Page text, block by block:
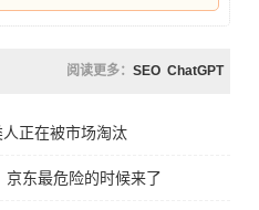
阅读更多： SEO ChatGPT
正在被市场淘汰
东最危险的时候来了